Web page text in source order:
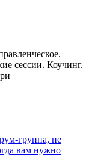
сессии. Коучинг.
группа, не
вам нужно